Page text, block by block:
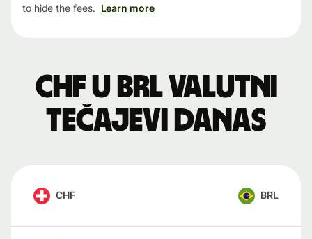
to hide the fees. Learn more
CHF u BRL valutni
tečajevi danas
CHF BRL